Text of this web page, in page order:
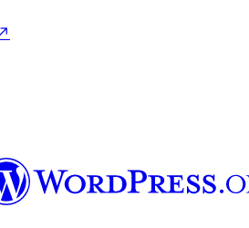
↗